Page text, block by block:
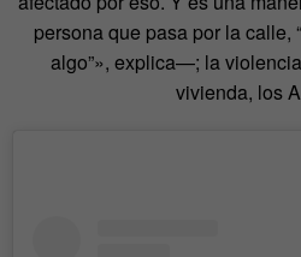
persona que pasa por la calle,
algo”», explica—; la
vivienda, los